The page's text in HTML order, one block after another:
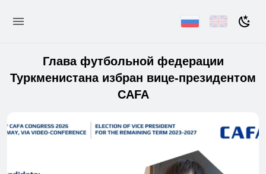
Глава футбольной федерации
Туркменистана избран вице-президентом
CAFA